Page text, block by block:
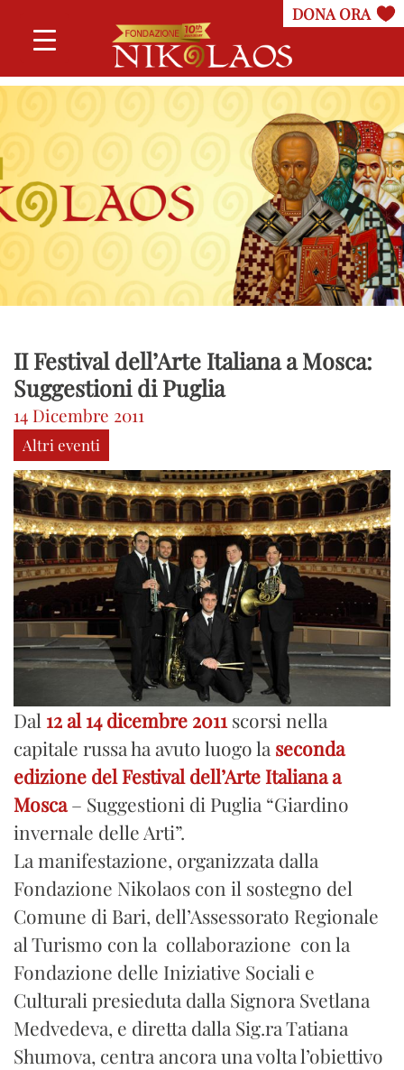
II Festival dell’Arte Italiana a Mosca:
Suggestioni di Puglia
14 Dicembre 2011
Altri eventi
Dal 12 al 14 dicembre 2011 scorsi nella
capitale russa ha avuto luogo la seconda
edizione del Festival dell’Arte Italiana a
Mosca– Suggestioni di Puglia “Giardino
invernale delle Arti”.
La manifestazione, organizzata dalla
Fondazione Nikolaos con il sostegno del
Comune di Bari, dell’Assessorato Regionale
al Turismo con la collaborazione con la
Fondazione delle Iniziative Sociali e
Culturali presieduta dalla Signora Svetlana
Medvedeva, e diretta dalla Sig.ra Tatiana
Shumova, centra ancora una volta l’obiettivo